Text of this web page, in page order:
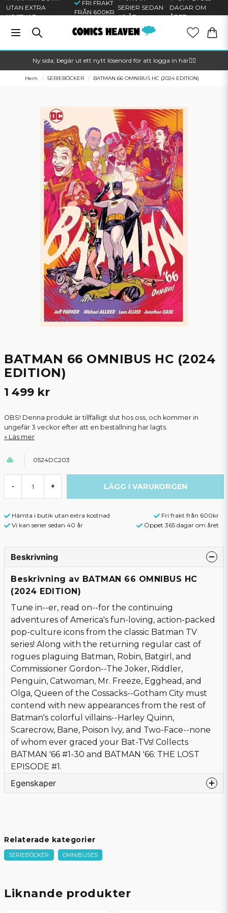
UTAN EXTRA
KOSTNAD
FRI FRAKT
FRÅN 600KR
SERIER SEDAN
40 ÅR
DAGAR OM
ÅRET
Ny sida, begär ut ett nytt lösenord för att logga in här🦸‍♂️
Hem SERIEBÖCKER BATMAN 66 OMNIBUS HC (2024 EDITION)
BATMAN 66 OMNIBUS HC (2024
EDITION)
1 499 kr
OBS! Denna produkt är tillfälligt slut hos oss, och kommer in
ungefär 3 veckor efter att en beställning har lagts.
Läs mer
0524DC203
- + LÄGG I VARUKORGEN
Hämta i butik utan extra kostnad
Fri frakt från 600kr
Vi kan serier sedan 40 år
Öppet 365 dagar om året
Beskrivning
Beskrivning av BATMAN 66 OMNIBUS HC
(2024 EDITION)
Tune in--er, read on--for the continuing
adventures of America's fun-loving, action-packed
pop-culture icons from the classic Batman TV
series! Along with the returning regular cast of
rogues plaguing Batman, Robin, Batgirl, and
Commissioner Gordon--The Joker, Riddler,
Penguin, Catwoman, Mr. Freeze, Egghead, and
Olga, Queen of the Cossacks--Gotham City must
contend with new appearances from the rest of
Batman's colorful villains--Harley Quinn,
Scarecrow, Bane, Poison Ivy, and Two-Face--none
of whom ever graced your Bat-TVs! Collects
BATMAN '66 #1-30 and BATMAN '66: THE LOST
EPISODE #1.
Egenskaper
Författare
Jeff Parker, Various
Tecknare
Jonathan Case, Michael Allred,
Sidor
928
Relaterade kategorier
SERIEBÖCKER OMNIBUSES
Liknande produkter